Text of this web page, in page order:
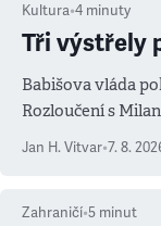
Kultura•4 minuty
Tři výstřely
Babišova vláda
Rozloučení s
salvy i kritika
Jan H. Vitvar•7. 8.
Zahraničí•5 minut